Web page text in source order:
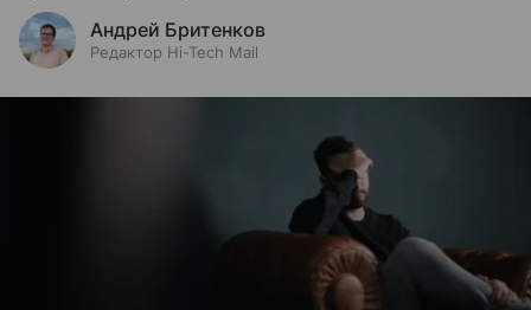
Андрей Бритенков
Редактор Hi-Tech Mail